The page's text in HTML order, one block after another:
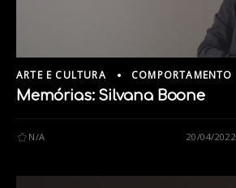
ARTE E CULTURA COMPORTAMENTO
Memórias: Silvana Boone
N/A 20/04/2022